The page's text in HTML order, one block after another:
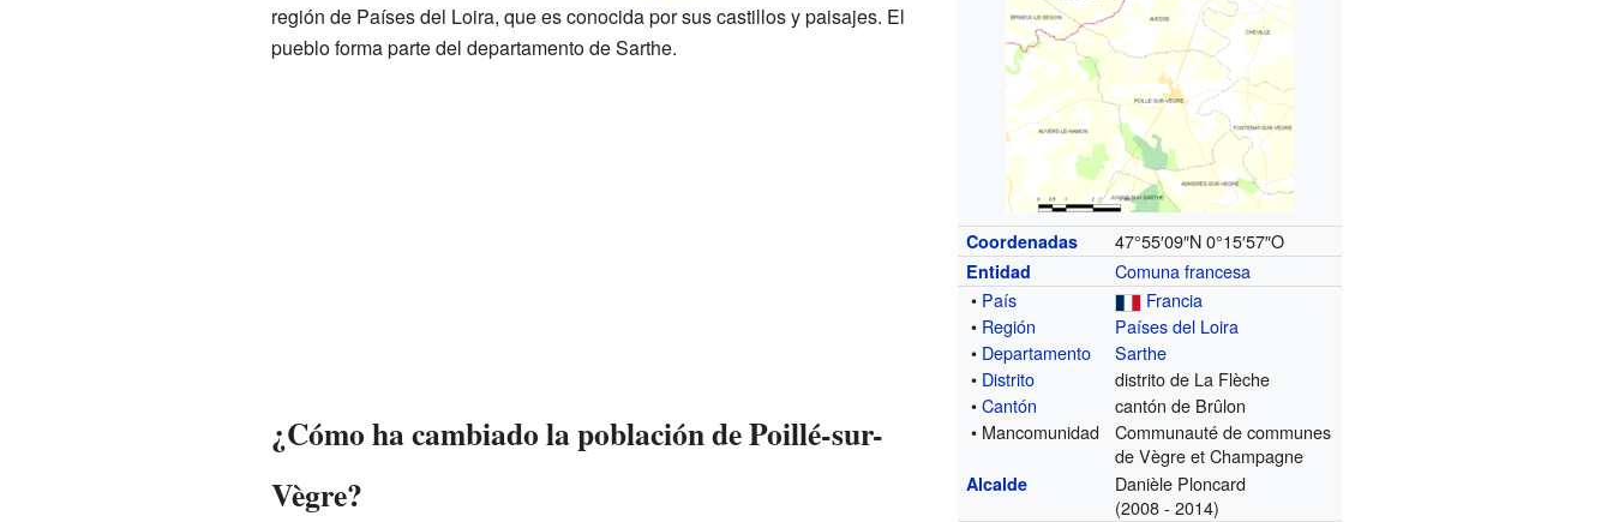
Coordenadas 47°55′09″N 0°15′57″O
Entidad
Comuna francesa
• País
Francia
• Región
Países del Loira
• Departamento
Sarthe
• Distrito
distrito de La Flèche
•Cantón
cantón de Brûlon
• Mancomunidad
Communauté de communes
de Vègre et Champagne
Alcalde
Danièle Ploncard
(2008 - 2014)
región de Países del Loira, que es conocida por sus castillos y paisajes. El
pueblo forma parte del departamento de Sarthe.
¿Cómo ha cambiado la población de Poillé-sur-
Vègre?